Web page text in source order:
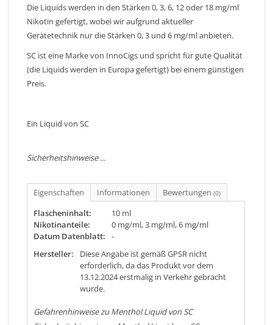
Die Liquids werden in den Stärken 0, 3, 6, 12 oder 18 mg/ml
Nikotin gefertigt, wobei wir aufgrund aktueller
Gerätetechnik nur die Stärken 0, 3 und 6 mg/ml anbieten.
SC ist eine Marke von InnoCigs und spricht für gute Qualität
(die Liquids werden in Europa gefertigt) bei einem günstigen
Preis.
Ein Liquid von SC
Sicherheitshinweise ...
Eigenschaften Informationen Bewertungen (0)
Flascheninhalt:
10 ml
Nikotinanteile:
0 mg/ml, 3 mg/ml, 6 mg/ml
Datum Datenblatt:
-
Hersteller:
Diese Angabe ist gemäß GPSR nicht
erforderlich, da das Produkt vor dem
13.12.2024 erstmalig in Verkehr gebracht
wurde.
Gefahrenhinweise zu Menthol Liquid von SC